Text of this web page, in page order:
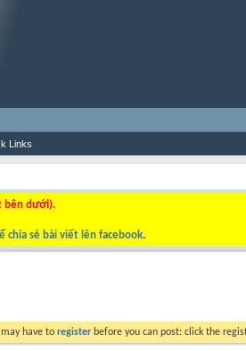
Links
bên dưới).
chia sẻ bài viết lên facebook.
have to register before you can post: click the